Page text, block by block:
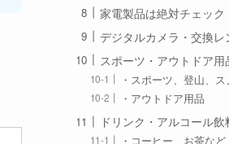
家電製品は絶対チェック
デジタルカメラ・交換レ
スポーツ・アウトドア用
・スポーツ、登山、
・アウトドア用品
ドリンク・アルコール飲
・コーヒー、お茶など